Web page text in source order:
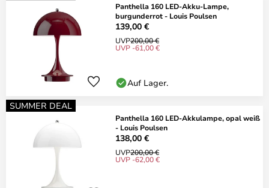
Panthella 160 LED-Akku-Lampe,
burgunderrot - Louis Poulsen
139,00 €
UVP200,00 €
UVP -61,00 €
Auf Lager.
SUMMER DEAL
Panthella 160 LED-Akkulampe, opal weiß
- Louis Poulsen
138,00 €
UVP200,00 €
UVP -62,00 €